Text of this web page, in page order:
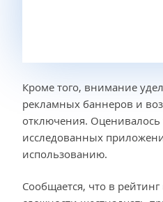
Кроме того, внимание
рекламных баннеров и
отключения. Оценивалось
исследованных
использованию.
Сообщается, что в